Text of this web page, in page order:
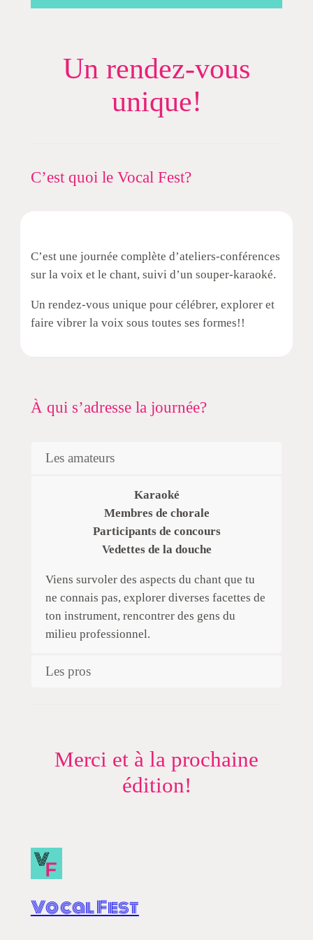
Un rendez-vous
unique!
C’est quoi le Vocal Fest?
C’est une journée complète d’ateliers-conférences
sur la voix et le chant, suivi d’un souper-karaoké.
Un rendez-vous unique pour célébrer, explorer et
faire vibrer la voix sous toutes ses formes!!
À qui s’adresse la journée?
Les amateurs
Karaoké
Membres de chorale
Participants de concours
Vedettes de la douche
Viens survoler des aspects du chant que tu
ne connais pas, explorer diverses facettes de
ton instrument, rencontrer des gens du
milieu professionnel.
Les pros
Merci et à la prochaine
édition!
Vocal Fest